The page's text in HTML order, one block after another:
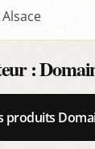
:
produits